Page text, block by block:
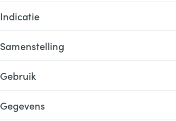
Indicatie
Samenstelling
Gebruik
Gegevens